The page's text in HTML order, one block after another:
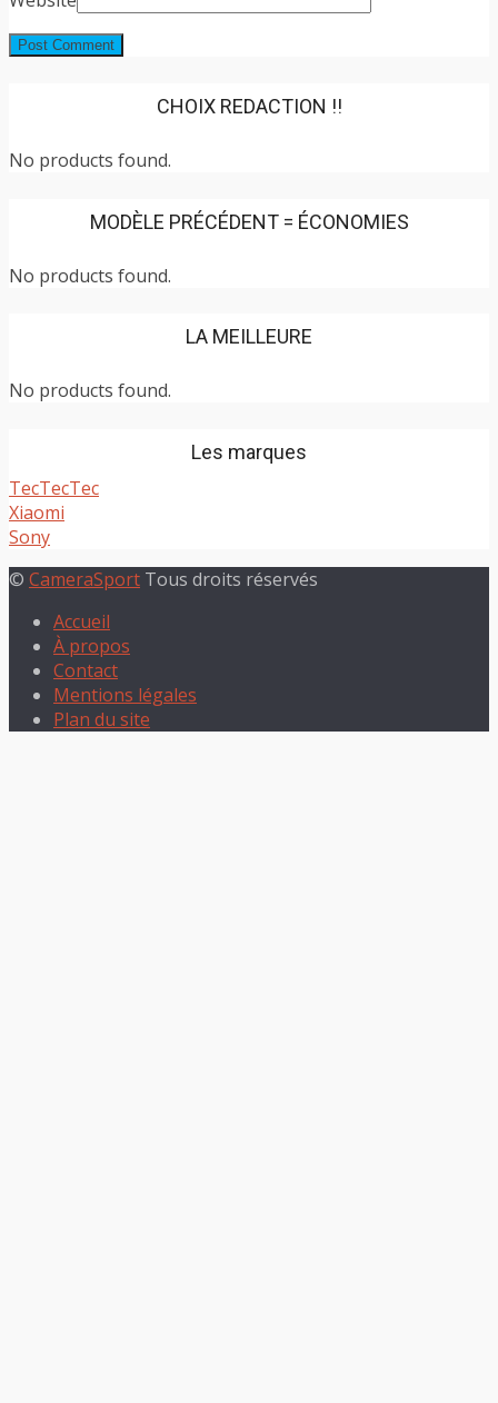
CHOIX REDACTION !!
No products found.
MODÈLE PRÉCÉDENT = ÉCONOMIES
No products found.
LA MEILLEURE
No products found.
Les marques
TecTecTec
Xiaomi
Sony
© CameraSport Tous droits réservés
Accueil
À propos
Contact
Mentions légales
Plan du site